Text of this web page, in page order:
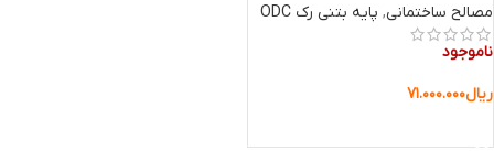
مصالح ساختمانی, پایه بتنی رک ODC
ناموجود
ریال۷۱.۰۰۰.۰۰۰